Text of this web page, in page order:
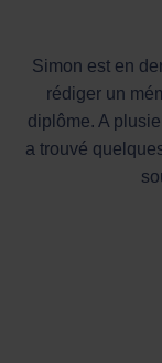
Simon est en
rédiger un
diplôme. A
a trouvé